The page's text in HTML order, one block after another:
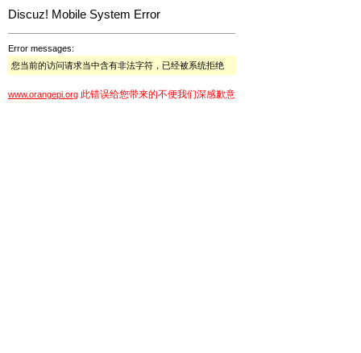
Discuz! Mobile System Error
Error messages:
您当前的访问请求当中含有非法字符，已经被系统拒绝
www.orangepi.org 此错误给您带来的不便我们深感歉意